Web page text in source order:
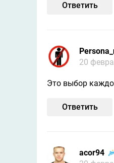
Ответить
20
Это выбор
Ответить
acor94